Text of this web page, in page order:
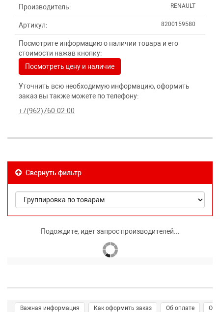
Производитель: RENAULT
Артикул: 8200159580
Посмотрите информацию о наличии товара и его
стоимости нажав кнопку:
Посмотреть цену и наличие
Уточнить всю необходимую информацию, оформить
заказ вы также можете по телефону:
+7(962)760-02-00
Свернуть фильтр
Подождите, идет запрос производителей...
Важная информация Как оформить заказ Об оплате О